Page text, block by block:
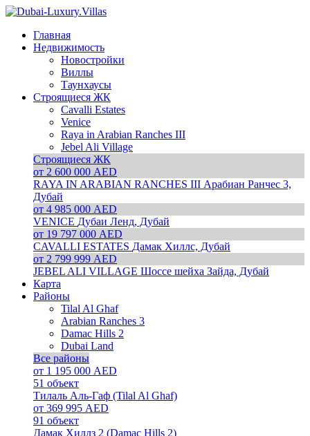
Главная
Недвижимость
Новостройки
Виллы
Таунхаусы
Строящиеся ЖК
Cavalli Estates
Venice
Raya in Arabian Ranches III
Jebel Ali Village
Строящиеся ЖК
от 2 600 000 AED
RAYA IN ARABIAN RANCHES III Арабиан Ранчес 3,
Дубай
от 4 985 000 AED
VENICE Дубаи Ленд, Дубай
от 19 797 000 AED
CAVALLI ESTATES Дамак Хиллс, Дубай
от 2 799 999 AED
JEBEL ALI VILLAGE Шоссе шейха Зайда, Дубай
Карта
Районы
Tilal Al Ghaf
Arabian Ranches 3
Damac Hills 2
Dubai Land
Все районы
от 1 195 000 AED
51 объект
Тилаль Аль-Гаф (Tilal Al Ghaf)
от 369 995 AED
91 объект
Дамак Хиллз 2 (Damac Hills 2)